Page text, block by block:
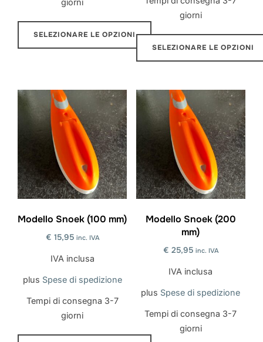
SELEZIONARE LE OPZIONI
ha
più
varianti.
Le
opzioni
possono
essere
nella
pagina
del
giorni
SELEZIONARE LE OPZIONI
più
varianti.
Le
opzioni
possono
essere
scelte
nella
pagina
del
Modello Snoek (100 mm)
€ 15,95 inc. IVA
IVA inclusa
plus Spese di spedizione
Tempi di consegna 3-7
giorni
Modello Snoek (200
mm)
€ 25,95 inc. IVA
IVA inclusa
plus Spese di spedizione
Tempi di consegna 3-7
giorni